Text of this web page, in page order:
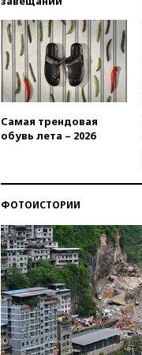
Самая трендовая
обувь лета – 2026
ФОТОИСТОРИИ